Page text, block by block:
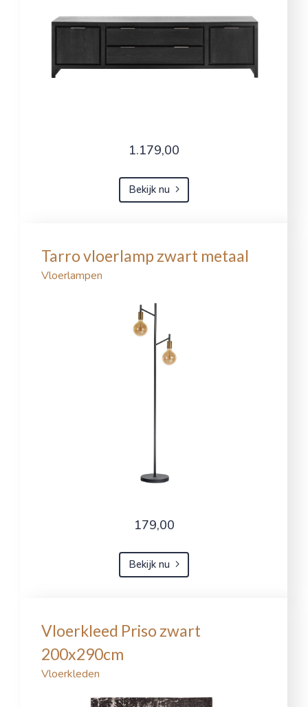
1.179,00
Bekijk nu
Tarro vloerlamp zwart metaal
Vloerlampen
179,00
Bekijk nu
Vloerkleed Priso zwart
200x290cm
Vloerkleden